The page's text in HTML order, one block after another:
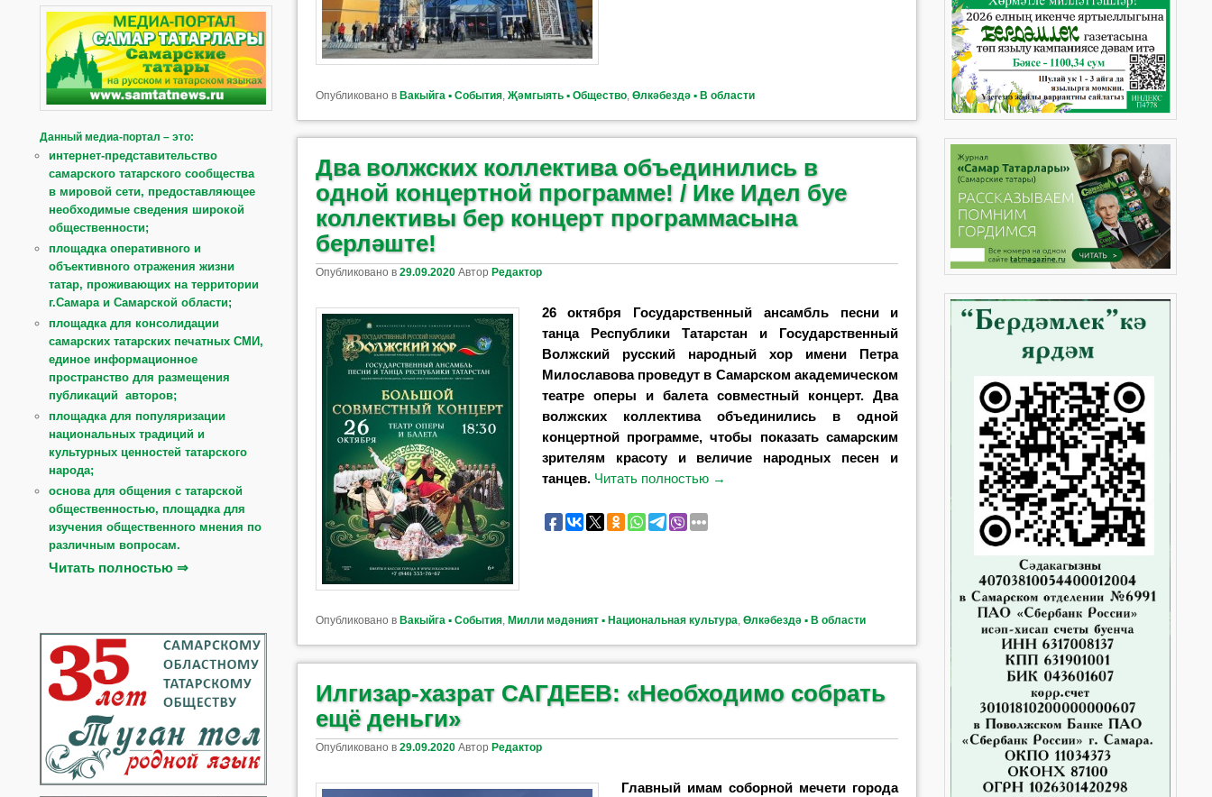
Опубликовано в Вакыйга ▪ События ,Җәмгыять ▪ Общество ,Өлкәбездә ▪ В области
Два волжских коллектива объединились в
одной концертной программе! / Ике Идел буе
коллективы бер концерт программасына
берләште!
Опубликовано в29.09.2020 АвторРедактор
26 октября Государственный ансамбль песни и
танца Республики Татарстан и Государственный
Волжский русский народный хор имени Петра
Милославова проведут в Самарском академическом
театре оперы и балета совместный концерт.Два
волжских коллектива объединились в одной
концертной программе, чтобы показать самарским
зрителям красоту и величие народных песен и
танцев. Читать полностью →
Опубликовано в Вакыйга ▪ События, Милли мәдәният ▪ Национальная культура,Өлкәбездә ▪ В области
Илгизар-хазрат САГДЕЕВ: «Необходимо собрать
ещё деньги»
Опубликовано в29.09.2020 АвторРедактор
Главный имам соборной мечети города
Данный медиа-портал – это:
интернет-представительство
самарского татарского сообщества
в мировой сети, предоставляющее
необходимые сведения широкой
общественности;
площадка оперативного и
объективного отражения жизни
татар, проживающих на территории
г.Самара и Самарской области;
площадка для консолидации
самарских татарских печатных СМИ,
единое информационное
пространство для размещения
публикаций авторов;
площадка для популяризации
национальных традиций и
культурных ценностей татарского
народа;
основа для общения с татарской
общественностью, площадка для
изучения общественного мнения по
различным вопросам.
Читать полностью ⇒